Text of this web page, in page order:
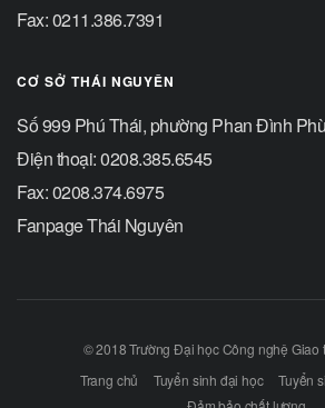
Fax: 0211.386.7391
CƠ SỞ THÁI NGUYÊN
Số 999 Phú Thái, phường Phan Đình
Điện thoại: 0208.385.6545
Fax: 0208.374.6975
Fanpage Thái Nguyên
© 2018 Trường Đại học Công nghệ Giao
Trang chủ
Tuyển sinh đại học
Tuyển